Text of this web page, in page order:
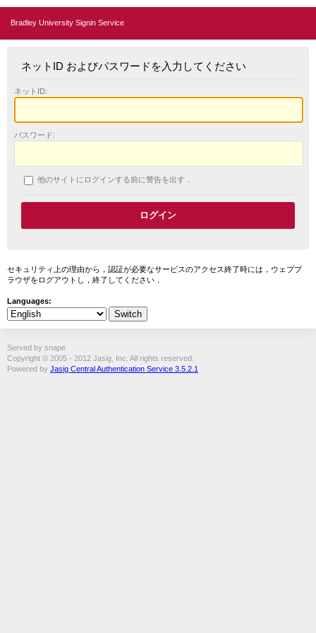
Bradley University Signin Service
ネットID およびパスワードを入力してください
ネットID:
パスワード:
他のサイトにログインする前に警告を出す．
セキュリティ上の理由から，認証が必要なサービスのアクセス終了時には，ウェブブ
ラウザをログアウトし，終了してください．
Languages:
Served by snape
Copyright © 2005 - 2012 Jasig, Inc. All rights reserved.
Powered by Jasig Central Authentication Service 3.5.2.1